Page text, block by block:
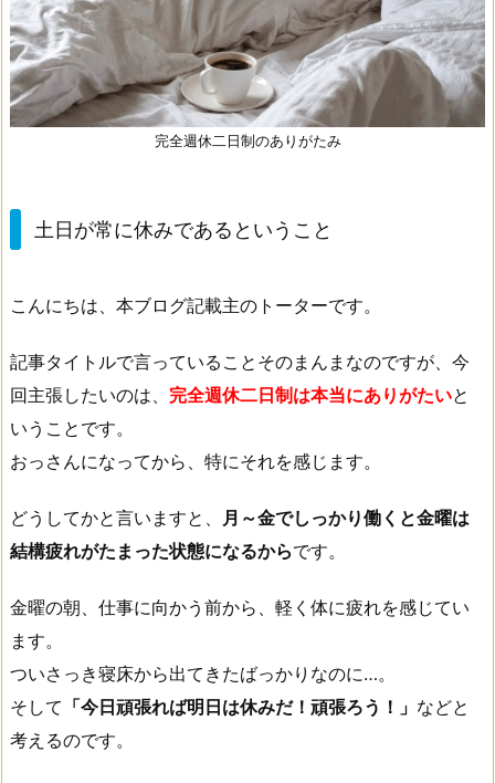
完全週休二日制のありがたみ
土日が常に休みであるということ
こんにちは、本ブログ記載主のトーターです。
記事タイトルで言っていることそのまんまなのですが、今
回主張したいのは、 完全週休二日制は本当にありがたいと
いうことです。
おっさんになってから、特にそれを感じます。
どうしてかと言いますと、
月～金でしっかり働くと金曜は
結構疲れがたまった状態になるからです。
金曜の朝、仕事に向かう前から、軽く体に疲れを感じてい
ます。
ついさっき寝床から出てきたばっかりなのに…。
そして 「今日頑張れば明日は休みだ！頑張ろう！」 などと
考えるのです。